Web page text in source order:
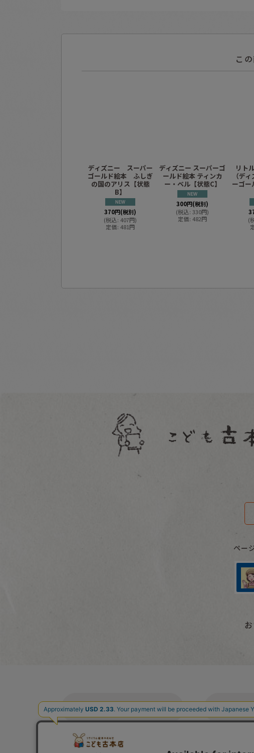
こ
ディズニー スーパー
ゴールド絵本 ふしぎ
の国のアリス【状態
B】
370円(税別)
(税込: 407円)
定価: 481円
ディズニー スーパーゴ
ールド絵本 ティンカ
ー・ベル【状態C】
300円(税別)
(税込: 330円)
定価: 482円
リト
（デ
ーゴー
(
ペー
ご利用案内 お支